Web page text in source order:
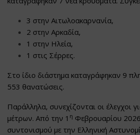
3 στην Αιτωλοακαρνανία,
2 στην Αρκαδία,
1 στην Ηλεία,
1 στις Σέρρες.
Στο ίδιο διάστημα καταγράφηκαν 9
553 θανατώσεις.
Παράλληλα, συνεχίζονται οι έλεγχοι
μέτρων. Από την 1 η Φεβρουαρίου
συντονισμού με την Ελληνική